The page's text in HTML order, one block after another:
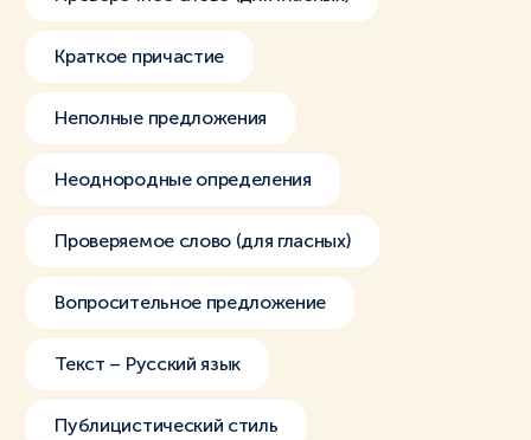
Краткое причастие
Неполные предложения
Неоднородные определения
Проверяемое слово (для гласных)
Вопросительное предложение
Текст – Русский язык
Публицистический стиль